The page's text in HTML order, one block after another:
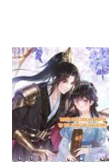
Chương 271
Tháng 9 28, 2025
Chương 270
Tháng 9 28, 2025